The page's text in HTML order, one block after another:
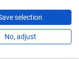
selection
No, adjust